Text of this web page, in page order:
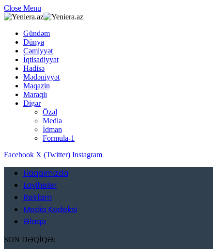
Close Menu
Gündəm
Dünya
Cəmiyyət
İqtisadiyyat
Hadisə
Mədəniyyət
Maqazin
Maraqlı
Digər
Özəl
Media
İdman
Formula-1
Facebook X (Twitter) Instagram
Haqqımızda
Layihələr
Reklam
Media Kodeksi
Əlaqə
SON DƏQİQƏ: